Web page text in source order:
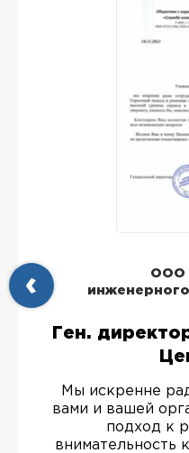
ООО
Ген.
Мы искренне
вами и вашей
подход к
внимательность